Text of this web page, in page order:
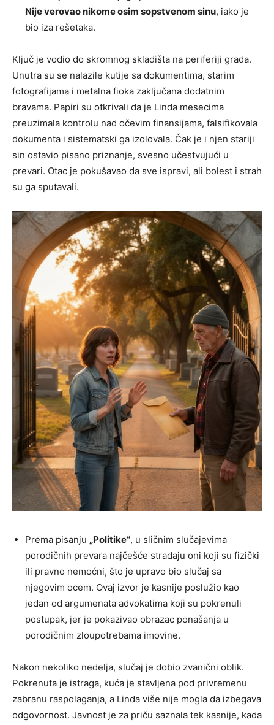
Nije verovao nikome osim sopstvenom sinu, iako je
bio iza rešetaka.
Ključ je vodio do skromnog skladišta na periferiji grada.
Unutra su se nalazile kutije sa dokumentima, starim
fotografijama i metalna fioka zaključana dodatnim
bravama. Papiri su otkrivali da je Linda mesecima
preuzimala kontrolu nad očevim finansijama, falsifikovala
dokumenta i sistematski ga izolovala. Čak je i njen stariji
sin ostavio pisano priznanje, svesno učestvujući u
prevari. Otac je pokušavao da sve ispravi, ali bolest i strah
su ga sputavali.
Prema pisanju „Politike“, u sličnim slučajevima
porodičnih prevara najčešće stradaju oni koji su fizički
ili pravno nemoćni, što je upravo bio slučaj sa
njegovim ocem. Ovaj izvor je kasnije poslužio kao
jedan od argumenata advokatima koji su pokrenuli
postupak, jer je pokazivao obrazac ponašanja u
porodičnim zloupotrebama imovine.
Nakon nekoliko nedelja, slučaj je dobio zvanični oblik.
Pokrenuta je istraga, kuća je stavljena pod privremenu
zabranu raspolaganja, a Linda više nije mogla da izbegava
odgovornost. Javnost je za priču saznala tek kasnije, kada